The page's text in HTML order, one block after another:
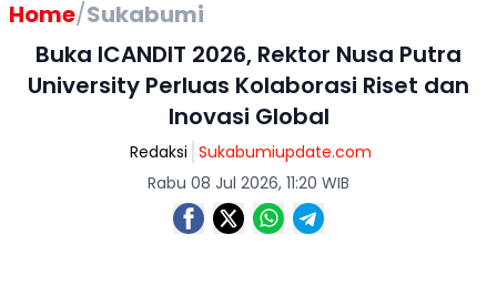
Home/Sukabumi
Buka ICANDIT 2026, Rektor Nusa Putra
University Perluas Kolaborasi Riset dan
Inovasi Global
Redaksi Sukabumiupdate.com
Rabu 08 Jul 2026, 11:20 WIB